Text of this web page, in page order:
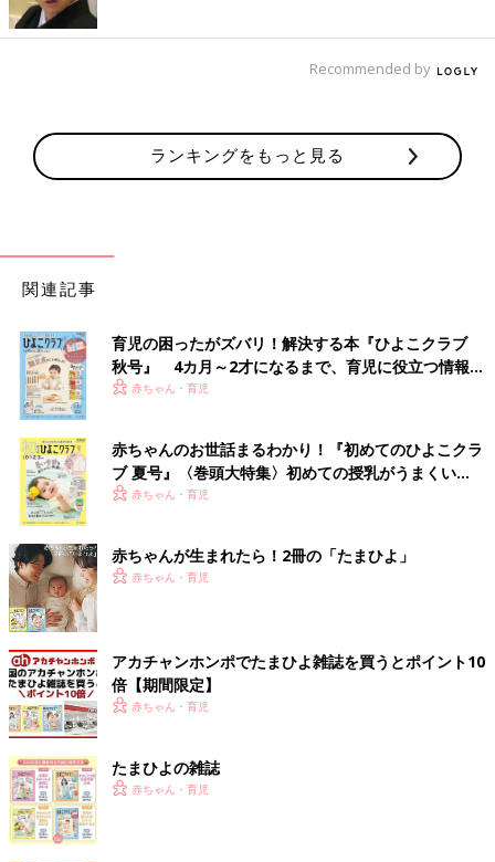
Recommended by
ランキングをもっと見る
関連記事
育児の困ったがズバリ！解決する本『ひよこクラブ
秋号』 4カ月～2才になるまで、育児に役立つ情報が
いっぱい！
赤ちゃん・育児
赤ちゃんのお世話まるわかり！『初めてのひよこクラ
ブ 夏号』〈巻頭大特集〉初めての授乳がうまくい
く！ おっぱい・ミルクの基本と夏のトラブル 解決テ
赤ちゃん・育児
赤ちゃんが生まれたら！2冊の「たまひよ」
赤ちゃん・育児
アカチャンホンポでたまひよ雑誌を買うとポイント10
倍【期間限定】
赤ちゃん・育児
たまひよの雑誌
赤ちゃん・育児